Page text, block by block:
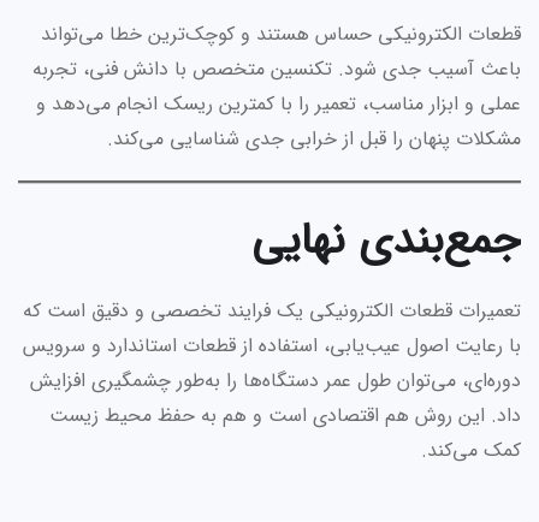
قطعات الکترونیکی حساس هستند و کوچک‌ترین خطا می‌تواند
باعث آسیب جدی شود. تکنسین متخصص با دانش فنی، تجربه
عملی و ابزار مناسب، تعمیر را با کمترین ریسک انجام می‌دهد و
مشکلات پنهان را قبل از خرابی جدی شناسایی می‌کند.
جمع‌بندی نهایی
تعمیرات قطعات الکترونیکی یک فرایند تخصصی و دقیق است که
با رعایت اصول عیب‌یابی، استفاده از قطعات استاندارد و سرویس
دوره‌ای، می‌توان طول عمر دستگاه‌ها را به‌طور چشمگیری افزایش
داد. این روش هم اقتصادی است و هم به حفظ محیط زیست
کمک می‌کند.